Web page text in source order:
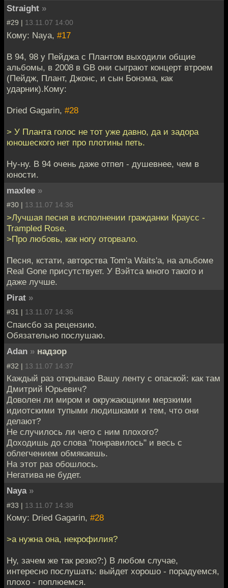
Straight »
#29 | 13.11.07 14:00
Кому: Naya, #17
В 94, 98 у Пейджа с Плантом выходили общие
альбомы, в 2008 в GB они сыграют концерт втроем
(Пейдж, Плант, Джонс, и сын Бонэма, как
ударник).Кому:
Dried Gagarin, #28
> У Планта голос не тот уже давно, да и задора
юношеского нет про плотины петь.
Ну-ну. В 94 очень даже отпел - душевнее, чем в
юности.
maxlee »
#30 | 13.11.07 14:36
>Лучшая песня в исполнении гражданки Краусс -
Trampled Rose.
>Про любовь, как ногу оторвало.
Песня, кстати, авторства Tom'а Waits'a, на альбоме
Real Gone присутствует. У Вэйтса много такого и
даже лучше.
Pirat »
#31 | 13.11.07 14:36
Спаисбо за рецензию.
Обязательно послушаю.
Adan » надзор
#32 | 13.11.07 14:37
Каждый раз открываю Вашу ленту с опаской: как там
Дмитрий Юрьевич?
Доволен ли миром и окружающими мерзкими
идиотскими тупыми людишками и тем, что они
делают?
Не случилось ли чего с ним плохого?
Доходишь до слова "понравилось" и весь с
облегчением обмякаешь.
На этот раз обошлось.
Негатива не будет.
Naya »
#33 | 13.11.07 14:38
Кому: Dried Gagarin, #28
>а нужна она, некрофилия?
Ну, зачем же так резко?:) В любом случае,
интересно послушать: выйдет хорошо - порадуемся,
плохо - поплюемся.